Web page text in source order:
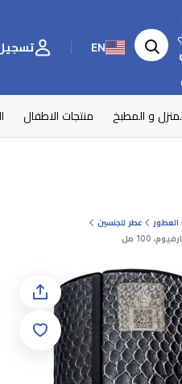
EN تسجيل
و المطبخ منتجات الاطفال
العطور
عطر للجنسين
100 مل